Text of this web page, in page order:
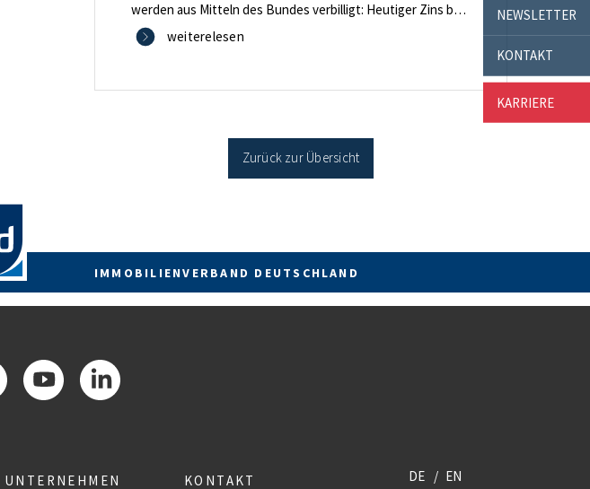
NEWSLETTER
KONTAKT
KARRIERE
werden aus Mitteln des Bundes verbilligt: Heutiger Zins bei
0,53 Prozent effektiv bei 35 Jahren Laufzeit und 10 Jahren
energetischer Sanierung binnen 54 Monaten nach
weiterelesen
Zurück zur Übersicht
IMMOBILIENVERBAND DEUTSCHLAND
UNTERNEHMEN KONTAKT DE EN